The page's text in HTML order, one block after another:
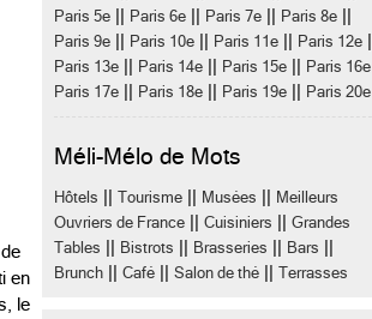
en
le
Paris 5e Paris 6e Paris 7e Paris 8e
Paris 9e Paris 10e Paris 11e Paris 12e
Paris 13e Paris 14e Paris 15e Paris 16e
Paris 17e Paris 18e Paris 19e Paris 20e
Méli-Mélo de Mots
Hôtels Tourisme Musées
Meilleurs
Ouvriers de France
Cuisiniers
Grandes
Tables
Bistrots Brasseries Bars
Brunch Café Salon de thé Terrasses